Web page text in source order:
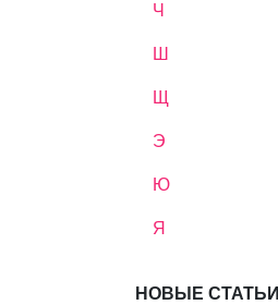
Ч
Ш
Щ
Э
Ю
Я
НОВЫЕ СТАТЬИ